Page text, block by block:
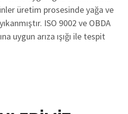
üretim prosesinde yağa ve
ISO 9002 ve OBDA
uygun arıza ışığı ile tespit